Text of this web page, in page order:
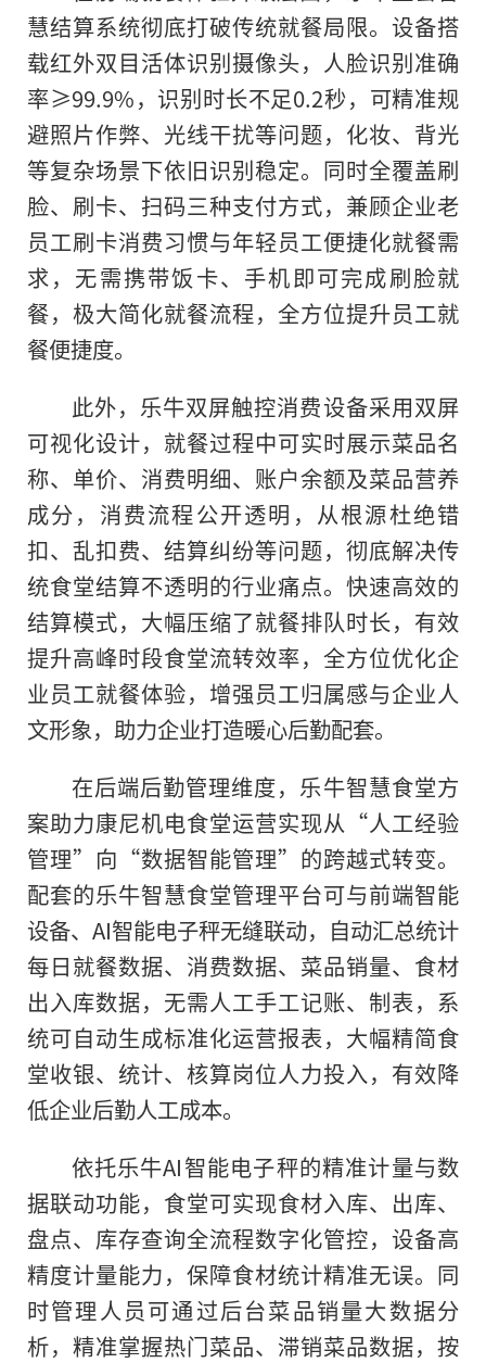
慧结算系统彻底打破传统就餐局限。设备搭
载红外双目活体识别摄像头，人脸识别准确
率≥99.9%，识别时长不足0.2秒，可精准规
避照片作弊、光线干扰等问题，化妆、背光
等复杂场景下依旧识别稳定。同时全覆盖刷
脸、刷卡、扫码三种支付方式，兼顾企业老
员工刷卡消费习惯与年轻员工便捷化就餐需
求，无需携带饭卡、手机即可完成刷脸就
餐，极大简化就餐流程，全方位提升员工就
餐便捷度。
此外，乐牛双屏触控消费设备采用双屏
可视化设计，就餐过程中可实时展示菜品名
称、单价、消费明细、账户余额及菜品营养
成分，消费流程公开透明，从根源杜绝错
扣、乱扣费、结算纠纷等问题，彻底解决传
统食堂结算不透明的行业痛点。快速高效的
结算模式，大幅压缩了就餐排队时长，有效
提升高峰时段食堂流转效率，全方位优化企
业员工就餐体验，增强员工归属感与企业人
文形象，助力企业打造暖心后勤配套。
在后端后勤管理维度，乐牛智慧食堂方
案助力康尼机电食堂运营实现从“人工经验
管理”向“数据智能管理”的跨越式转变。
配套的乐牛智慧食堂管理平台可与前端智能
设备、AI智能电子秤无缝联动，自动汇总统计
每日就餐数据、消费数据、菜品销量、食材
出入库数据，无需人工手工记账、制表，系
统可自动生成标准化运营报表，大幅精简食
堂收银、统计、核算岗位人力投入，有效降
低企业后勤人工成本。
依托乐牛AI智能电子秤的精准计量与数
据联动功能，食堂可实现食材入库、出库、
盘点、库存查询全流程数字化管控，设备高
精度计量能力，保障食材统计精准无误。同
时管理人员可通过后台菜品销量大数据分
析，精准掌握热门菜品、滞销菜品数据，按